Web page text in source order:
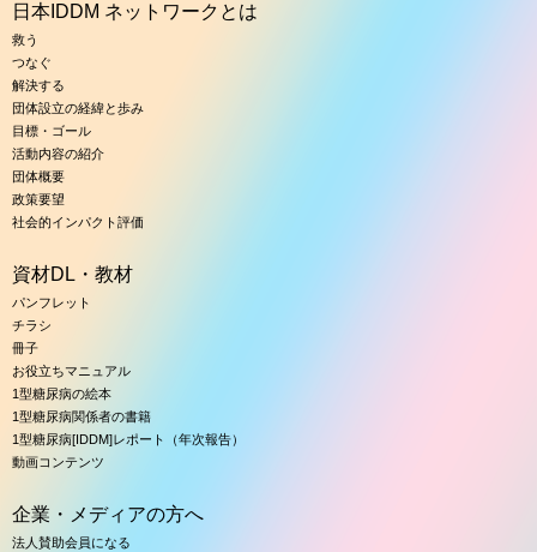
日本IDDM ネットワークとは
救う
つなぐ
解決する
団体設立の経緯と歩み
目標・ゴール
活動内容の紹介
団体概要
政策要望
社会的インパクト評価
資材DL・教材
パンフレット
チラシ
冊子
お役立ちマニュアル
1型糖尿病の絵本
1型糖尿病関係者の書籍
1型糖尿病[IDDM]レポート（年次報告）
動画コンテンツ
企業・メディアの方へ
法人賛助会員になる